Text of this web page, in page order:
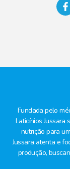
Fundada pelo
Laticínios Jussara
nutrição para
Jussara atenta e
produção,